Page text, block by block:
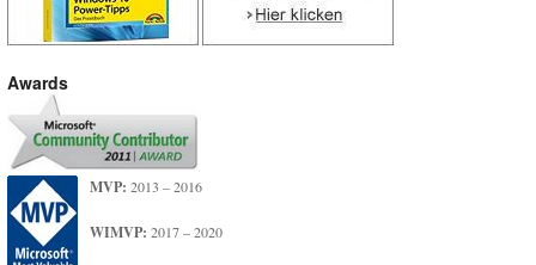
Awards
MVP: 2013 – 2016
WIMVP: 2017 – 2020